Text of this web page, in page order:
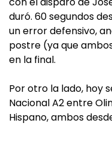
duró. 60 segundos
un error defensivo,
postre (ya que
en la final.
Por otro la lado, hoy
Nacional A2 entre
Hispano, ambos